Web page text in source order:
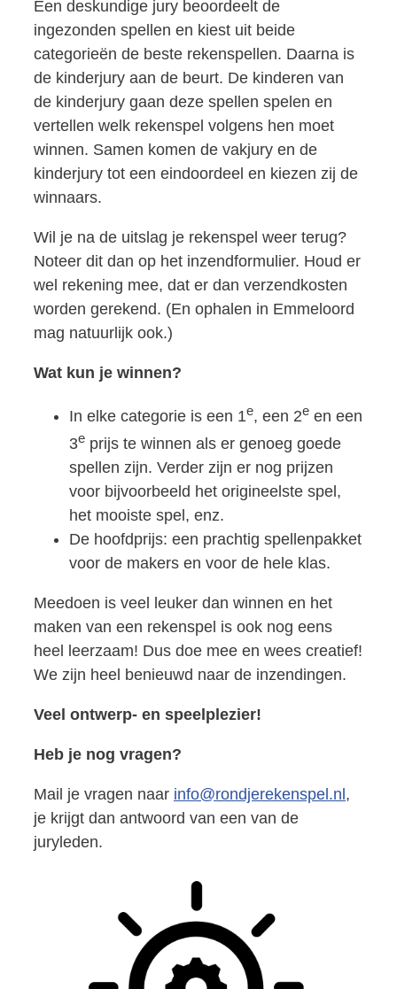
Een deskundige jury beoordeelt de
ingezonden spellen en kiest uit beide
categorieën de beste rekenspellen. Daarna is
de kinderjury aan de beurt. De kinderen van
de kinderjury gaan deze spellen spelen en
vertellen welk rekenspel volgens hen moet
winnen. Samen komen de vakjury en de
kinderjury tot een eindoordeel en kiezen zij de
winnaars.
Wil je na de uitslag je rekenspel weer terug?
Noteer dit dan op het inzendformulier. Houd er
wel rekening mee, dat er dan verzendkosten
worden gerekend. (En ophalen in Emmeloord
mag natuurlijk ook.)
Wat kun je winnen?
In elke categorie is een 1e, een 2e en een
3e prijs te winnen als er genoeg goede
spellen zijn. Verder zijn er nog prijzen
voor bijvoorbeeld het origineelste spel,
het mooiste spel, enz.
De hoofdprijs: een prachtig spellenpakket
voor de makers en voor de hele klas.
Meedoen is veel leuker dan winnen en het
maken van een rekenspel is ook nog eens
heel leerzaam! Dus doe mee en wees creatief!
We zijn heel benieuwd naar de inzendingen.
Veel ontwerp- en speelplezier!
Heb je nog vragen?
Mail je vragen naar info@rondjerekenspel.nl,
je krijgt dan antwoord van een van de
juryleden.